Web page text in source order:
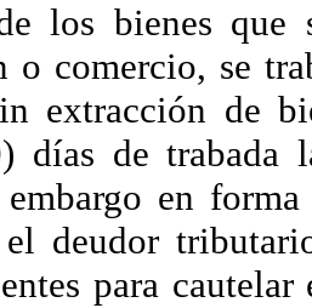
los bienes
o comercio, se
extracción de
días de trabada
en
deudor
para